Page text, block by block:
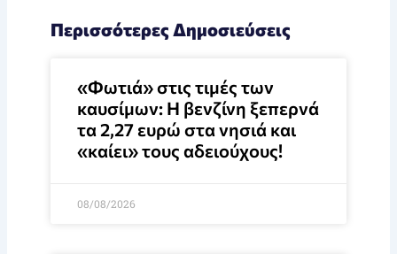
Περισσότερες Δημοσιεύσεις
«Φωτιά» στις τιμές των
καυσίμων: Η βενζίνη ξεπερνά
τα 2,27 ευρώ στα νησιά και
«καίει» τους αδειούχους!
08/08/2026